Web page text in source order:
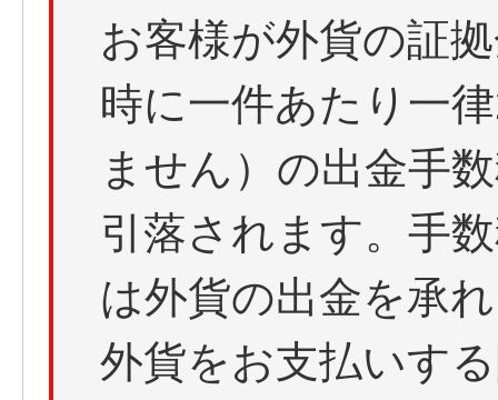
お客様が外貨の証
時に一件あたり一
ません）の出金手
引落されます。手
は外貨の出金を承
外貨をお支払いす